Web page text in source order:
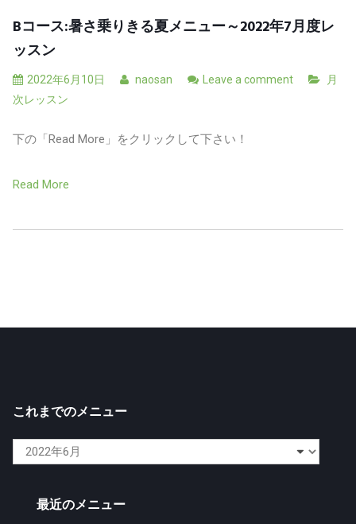
Bコース:暑さ乗りきる夏メニュー～2022年7月度レ
ッスン
2022年6月10日 naosan Leave a comment
月
次レッスン
下の「Read More」をクリックして下さい！
Read More
これまでのメニュー
れ
最近のメニュー